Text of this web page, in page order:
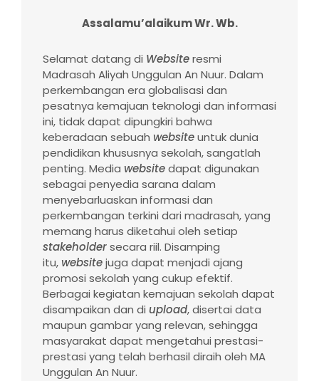
Assalamu’alaikum Wr. Wb.
Selamat datang di Websiteresmi
Madrasah Aliyah Unggulan An Nuur. Dalam
perkembangan era globalisasi dan
pesatnya kemajuan teknologi dan informasi
ini, tidak dapat dipungkiri bahwa
keberadaan sebuah websiteuntuk dunia
pendidikan khususnya sekolah, sangatlah
penting. Media websitedapat digunakan
sebagai penyedia sarana dalam
menyebarluaskan informasi dan
perkembangan terkini dari madrasah, yang
memang harus diketahui oleh setiap
stakeholdersecara riil. Disamping
itu, websitejuga dapat menjadi ajang
promosi sekolah yang cukup efektif.
Berbagai kegiatan kemajuan sekolah dapat
disampaikan dan di upload, disertai data
maupun gambar yang relevan, sehingga
masyarakat dapat mengetahui prestasi-
prestasi yang telah berhasil diraih oleh MA
Unggulan An Nuur.